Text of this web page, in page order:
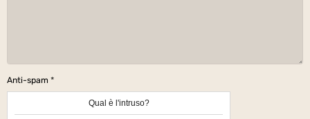
Anti-spam
Qual è l'intruso?